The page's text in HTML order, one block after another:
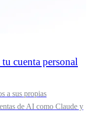
cuenta personal
a sus propias
de AI como Claude y